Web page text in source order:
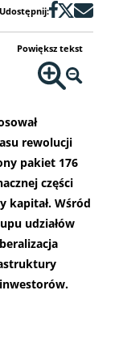
Udostępnij:
Powiększ tekst
rewolucji
pakiet 176
części
kapitał. Wśród
udziałów